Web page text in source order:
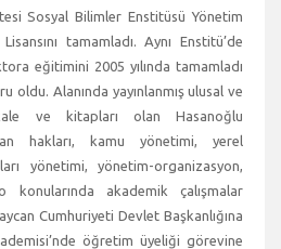
Sosyal Bilimler Enstitüsü Yönetim
tamamladı. Aynı Enstitü’de
eğitimini 2005 yılında tamamladı
oldu. Alanında yayınlanmış ulusal ve
ve kitapları olan Hasanoğlu
hakları, kamu yönetimi, yerel
yönetimi, yönetim-organizasyon,
akademik çalışmalar
Cumhuriyeti Devlet Başkanlığına
öğretim üyeliği görevine